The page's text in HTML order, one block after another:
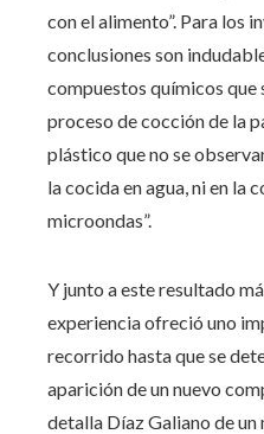
con el alimento”. Para los
conclusiones son
compuestos químicos
proceso de cocción de la
plástico que no se
la cocida en agua, ni en la
microondas”.
Y junto a este resultado
experiencia ofreció uno
recorrido hasta que se
aparición de un nuevo
detalla Díaz Galiano de